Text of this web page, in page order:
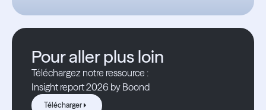
Pour aller plus loin
Téléchargez notre ressource :
Insight report 2026 by Boond
Télécharger
Télécharger